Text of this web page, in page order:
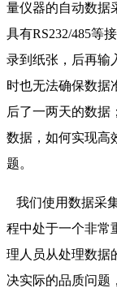
量仪器的自动数据
具有RS232/485等
录到纸张，后再输
时也无法确保数据
后了一两天的数据
数据，如何实现高
题。
我们使用数据采
程中处于一个非常
理人员从处理数据
决实际的品质问题